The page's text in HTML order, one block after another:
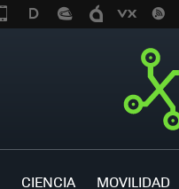
CIENCIA MOVILIDAD